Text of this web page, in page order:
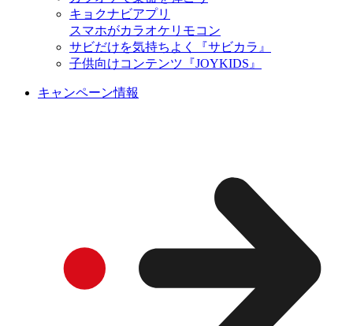
キョクナビアプリ
スマホがカラオケリモコン
サビだけを気持ちよく『サビカラ』
子供向けコンテンツ『JOYKIDS』
キャンペーン情報